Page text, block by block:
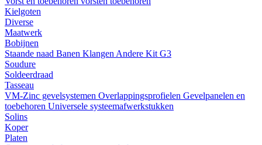
Kielgoten
Diverse
Maatwerk
Bobijnen
Staande naad Banen Klangen Andere Kit G3
Soudure
Soldeerdraad
Tasseau
VM-Zinc gevelsystemen Overlappingsprofielen Gevelpanelen en
toebehoren Universele systeemafwerkstukken
Solins
Koper
Platen